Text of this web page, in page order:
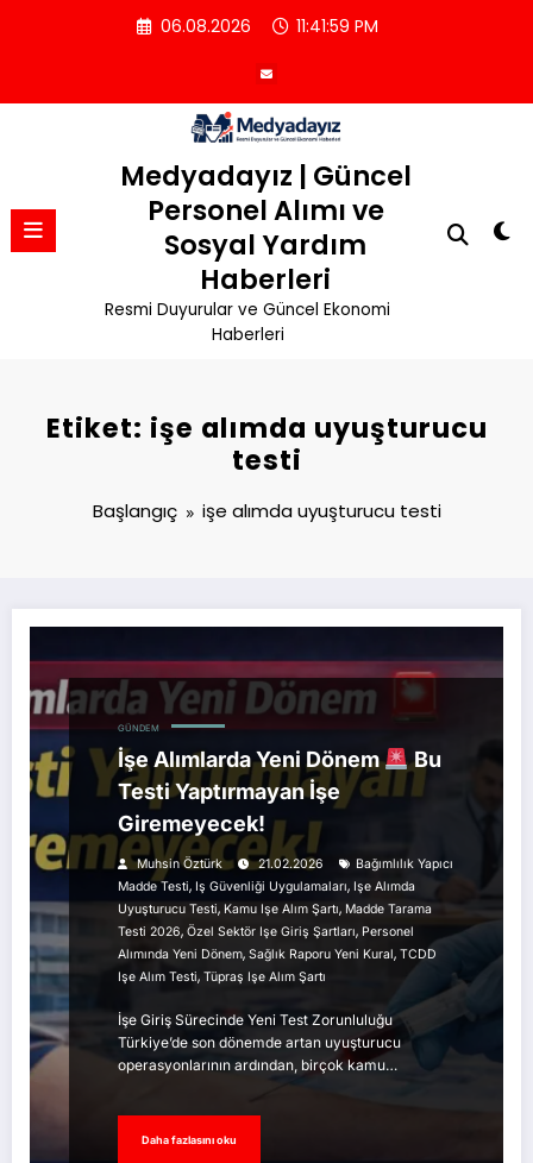
06.08.2026 11:42:00 PM
Medyadayız | Güncel
Personel Alımı ve
Sosyal Yardım
Haberleri
Resmi Duyurular ve Güncel Ekonomi
Haberleri
Etiket: işe alımda uyuşturucu
testi
Başlangıç işe alımda uyuşturucu testi
GÜNDEM
İşe Alımlarda Yeni Dönem
Bu
Testi Yaptırmayan İşe
Giremeyecek!
Muhsin Öztürk 21.02.2026
Bağımlılık Yapıcı
Madde Testi, Iş Güvenliği Uygulamaları, Işe Alımda
Uyuşturucu Testi, Kamu Işe Alım Şartı, Madde Tarama
Testi 2026, Özel Sektör Işe Giriş Şartları, Personel
Alımında Yeni Dönem, Sağlık Raporu Yeni Kural, TCDD
Işe Alım Testi, Tüpraş Işe Alım Şartı
İşe Giriş Sürecinde Yeni Test Zorunluluğu
Türkiye’de son dönemde artan uyuşturucu
operasyonlarının ardından, birçok kamu…
Daha fazlasını oku